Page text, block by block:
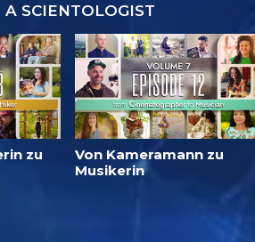
SCIENTOLOGIST
zu
Von Kameramann zu
Musikerin